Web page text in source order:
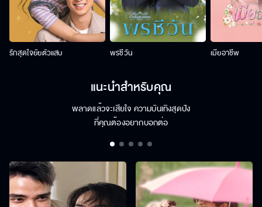
รักสุดใจยัยตัวแสบ พรชีวัน เมียอาชีพ
แนะนำสำหรับคุณ
พลาดแล้วจะเสียใจ ความบันเทิงสุดปัง
ที่คุณต้องอยากบอกต่อ